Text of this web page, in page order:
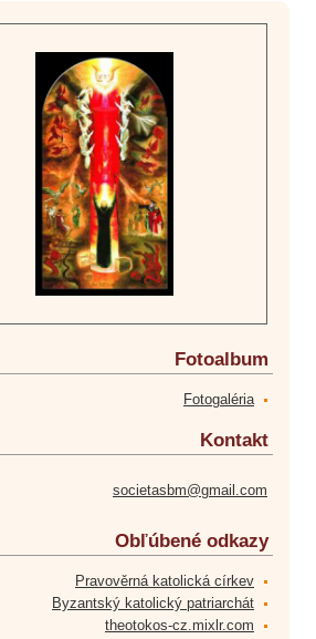
Fotoalbum
Fotogaléria
Kontakt
societasbm@gmail.com
Obľúbené odkazy
Pravověrná katolická církev
Byzantský katolický patriarchát
theotokos-cz.mixlr.com